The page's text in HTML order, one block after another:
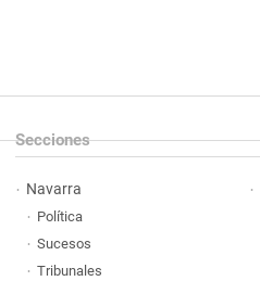
Secciones
Navarra
Política
Sucesos
Tribunales